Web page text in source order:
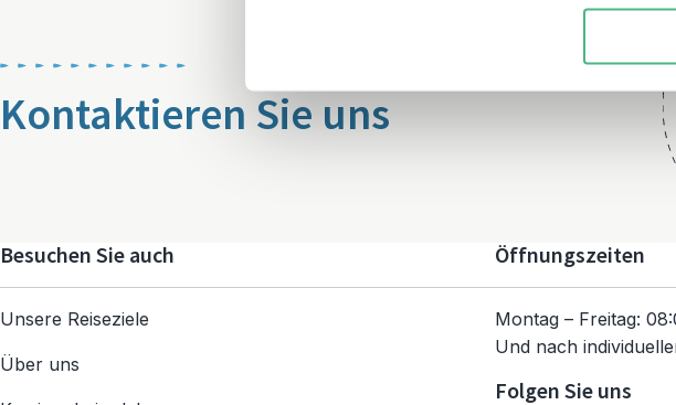
Kontaktieren Sie uns
Besuchen Sie auch
Unsere Reiseziele
Über uns
Öffnungszeiten
Montag – Freitag:
Und nach
Folgen Sie uns